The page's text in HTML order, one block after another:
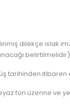
dilekçe ıslak
belirtilmelidir)
itibaren
fon üzerine ve